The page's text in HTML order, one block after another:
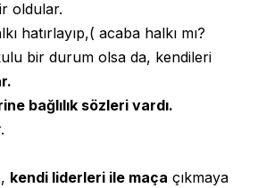
oldular.
hatırlayıp,( acaba halkı mı?
bir durum olsa da, kendileri
bağlılık sözleri vardı.
kendi liderleri ile maça çıkmaya